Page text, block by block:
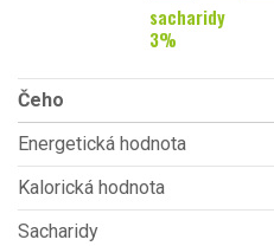
sacharidy
3%
Čeho
Energetická hodnota
Kalorická hodnota
Sacharidy